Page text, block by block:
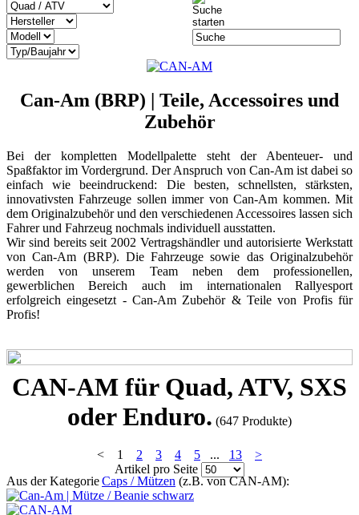
Can-Am (BRP) | Teile, Accessoires und
Zubehör
Bei der kompletten Modellpalette steht der Abenteuer- und
Spaßfaktor im Vordergrund. Der Anspruch von Can-Am ist dabei so
einfach wie beeindruckend: Die besten, schnellsten, stärksten,
innovativsten Fahrzeuge sollen immer von Can-Am kommen. Mit
dem Originalzubehör und den verschiedenen Accessoires lassen sich
Fahrer und Fahrzeug nochmals individuell ausstatten.
Wir sind bereits seit 2002 Vertragshändler und autorisierte Werkstatt
von Can-Am (BRP). Die Fahrzeuge sowie das Originalzubehör
werden von unserem Team neben dem professionellen,
gewerblichen Bereich auch im internationalen Rallyesport
erfolgreich eingesetzt - Can-Am Zubehör & Teile von Profis für
Profis!
CAN-AM für Quad, ATV, SXS
oder Enduro. (647 Produkte)
< 1 2 3 4 5 ... 13
>
Artikel pro Seite
Aus der KategorieCaps / Mützen (z.B. von CAN-AM):